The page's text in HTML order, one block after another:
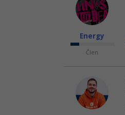
Energy
Člen